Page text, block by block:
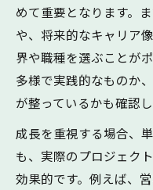
応募数は成長
最低何ヶ月が
ンか
複数長期イン
点
内定率と成長
効率よく成長した
戦略を
めて重要となります。
や、将来的なキャリア
界や職種を選ぶことが
多様で実践的なものか
が整っているかも確認し
成長を重視する場合、
も、実際のプロジェク
効果的です。例えば、